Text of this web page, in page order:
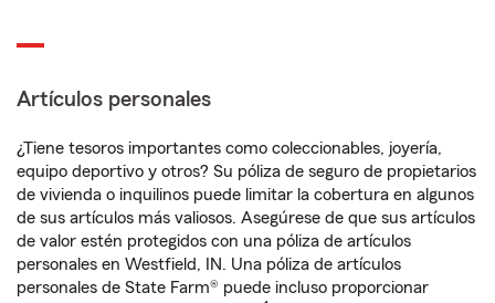
Artículos personales
¿Tiene tesoros importantes como coleccionables, joyería,
equipo deportivo y otros? Su póliza de seguro de propietarios
de vivienda o inquilinos puede limitar la cobertura en algunos
de sus artículos más valiosos. Asegúrese de que sus artículos
de valor estén protegidos con una póliza de artículos
personales en Westfield, IN. Una póliza de artículos
personales de State Farm® puede incluso proporcionar